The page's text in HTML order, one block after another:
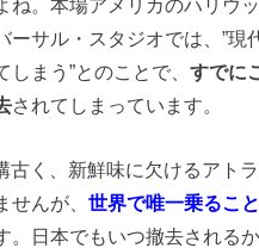
ーサル・スタジオでは、”現
しまう”とのことで、すでに
されてしまっています。
古く、新鮮味に欠けるアト
せんが、世界で唯一乗るこ
。日本でもいつ撤去される